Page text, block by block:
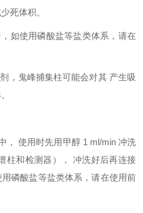
死体积。
如使用磷酸盐等盐类体系，请在
，鬼峰捕集柱可能会对其 产生吸
， 使用时先用甲醇 1 ml/min 冲洗
柱和检测器）， 冲洗好后再连接
磷酸盐等盐类体系，请在使用前